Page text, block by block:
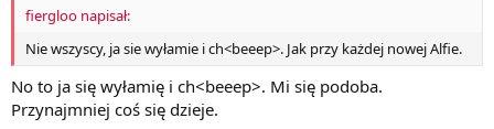
fiergloo napisał:
Nie wszyscy, ja sie wyłamie i ch<beeep>. Jak przy każdej nowej Alfie.
No to ja się wyłamię i ch<beeep>. Mi się podoba.
Przynajmniej coś się dzieje.